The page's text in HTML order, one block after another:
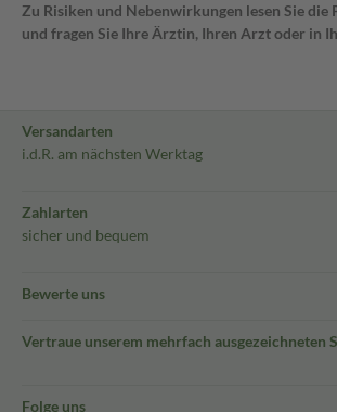
Zu Risiken und Nebenwirkungen lesen Sie die
und fragen Sie Ihre Ärztin, Ihren Arzt oder in
Versandarten
i.d.R. am nächsten Werktag
Zahlarten
sicher und bequem
Bewerte uns
Vertraue unserem mehrfach ausgezeichneten
Folge uns